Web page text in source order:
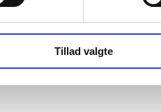
Tillad valgte
NBA live (Pc)